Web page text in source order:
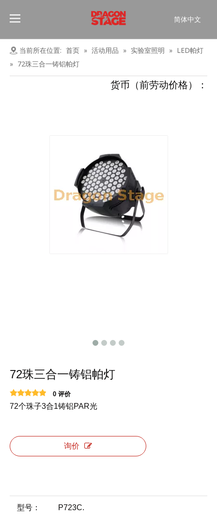
简体中文
Pусский
Français
العربية
当前所在位置: 首页 » 活动用品 » 实验室照明 » LED帕灯
» 72珠三合一铸铝帕灯
货币（前劳动价格）：
72珠三合一铸铝帕灯
0 评价
72个珠子3合1铸铝PAR光
询价
型号： P723C.